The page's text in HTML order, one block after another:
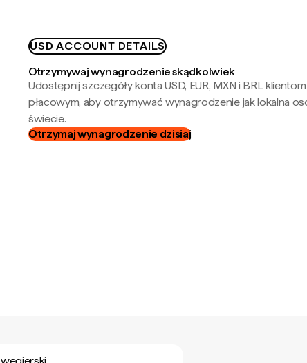
USD ACCOUNT DETAILS
Otrzymywaj wynagrodzenie skądkolwiek
Udostępnij szczegóły konta USD, EUR, MXN i BRL
płacowym, aby otrzymywać wynagrodzenie jak lokalna
świecie.
Otrzymaj wynagrodzenie dzisiaj